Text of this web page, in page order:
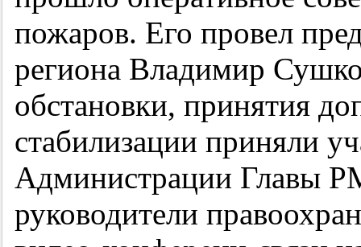
пожаров. Его провел
региона Владимир
обстановки, принятия
стабилизации приняли
Администрации Главы
руководители